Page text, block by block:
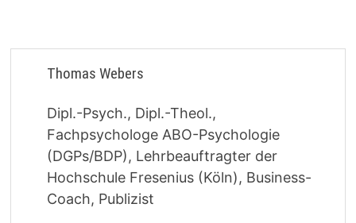
Thomas Webers
Dipl.-Psych., Dipl.-Theol.,
Fachpsychologe ABO-Psychologie
(DGPs/BDP), Lehrbeauftragter der
Hochschule Fresenius (Köln), Business-
Coach, Publizist